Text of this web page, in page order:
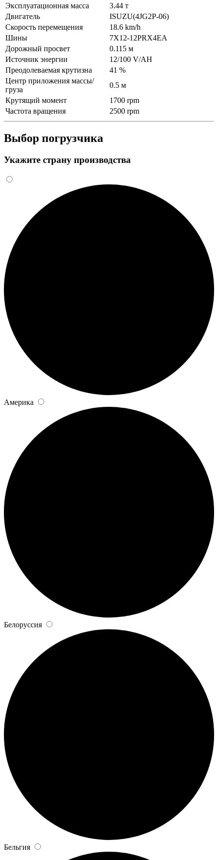
Эксплуатационная масса
3.44 т
Двигатель
ISUZU(4JG2P-06)
Скорость перемещения
18.6 km/h
Шины
7X12-12PRX4EA
Дорожный просвет
0.115 м
Источник энергии
12/100 V/AH
Преодолеваемая крутизна
41 %
Центр приложения массы/
груза
0.5 м
Крутящий момент
1700 rpm
Частота вращения
2500 rpm
Выбор погрузчика
Укажите страну производства
Америка
Белоруссия
Бельгия